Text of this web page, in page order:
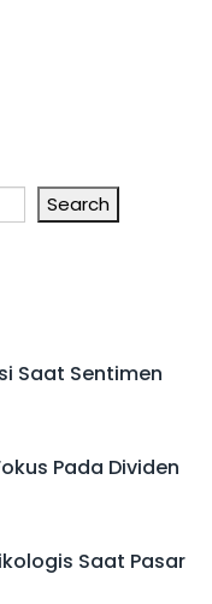
Search
Saat Sentimen
Pada Dividen
Saat Pasar